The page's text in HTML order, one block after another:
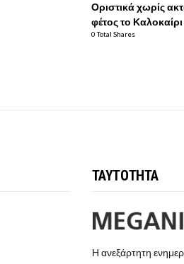
Οριστικά χωρίς
φέτος το Καλοκαίρι
0 Total Shares
ΤΑΥΤΟΤΗΤΑ
Η ανεξάρτητη